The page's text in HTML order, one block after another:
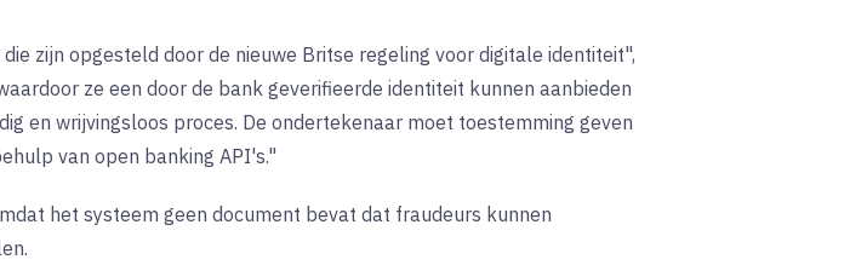
zijn opgesteld door de nieuwe Britse regeling voor digitale identiteit",
ze een door de bank geverifieerde identiteit kunnen aanbieden
en wrijvingsloos proces. De ondertekenaar moet toestemming geven
van open banking API's."
het systeem geen document bevat dat fraudeurs kunnen